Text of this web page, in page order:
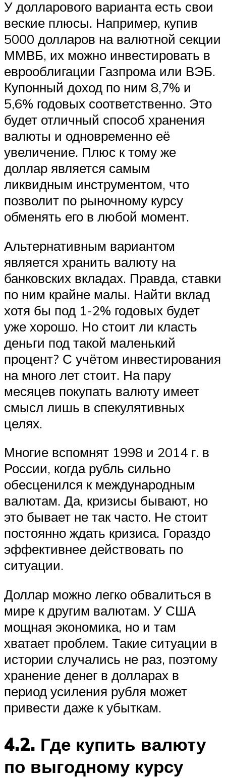
У долларового варианта есть свои
веские плюсы. Например, купив
5000 долларов на валютной секции
ММВБ, их можно инвестировать в
еврооблигации Газпрома или ВЭБ.
Купонный доход по ним 8,7% и
5,6% годовых соответственно. Это
будет отличный способ хранения
валюты и одновременно её
увеличение. Плюс к тому же
доллар является самым
ликвидным инструментом, что
позволит по рыночному курсу
обменять его в любой момент.
Альтернативным вариантом
является хранить валюту на
банковских вкладах. Правда, ставки
по ним крайне малы. Найти вклад
хотя бы под 1-2% годовых будет
уже хорошо. Но стоит ли класть
деньги под такой маленький
процент? С учётом инвестирования
на много лет стоит. На пару
месяцев покупать валюту имеет
смысл лишь в спекулятивных
целях.
Многие вспомнят 1998 и 2014 г. в
России, когда рубль сильно
обесценился к международным
валютам. Да, кризисы бывают, но
это бывает не так часто. Не стоит
постоянно ждать кризиса. Гораздо
эффективнее действовать по
ситуации.
Доллар можно легко обвалиться в
мире к другим валютам. У США
мощная экономика, но и там
хватает проблем. Такие ситуации в
истории случались не раз, поэтому
хранение денег в долларах в
период усиления рубля может
привести даже к убыткам.
4.2. Где купить валюту
по выгодному курсу